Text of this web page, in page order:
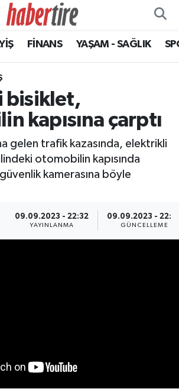
FİNANS YAŞAM - SAĞLIK
bisiklet,
kapısına çarptı
gelen trafik kazasında, elektrikli
otomobilin kapısında
kamerasına böyle
09.09.2023 - 22:32
YAYINLANMA
09.09.2023 -
GÜNCELLEME
Eczaneler
Haritası